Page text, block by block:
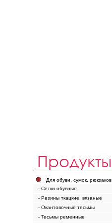
Для обуви, сумок, рюкзаков
- Сетки обувные
- Резины ткацкие, вязаные
- Окантовочные тесьмы
- Тесьмы ременные